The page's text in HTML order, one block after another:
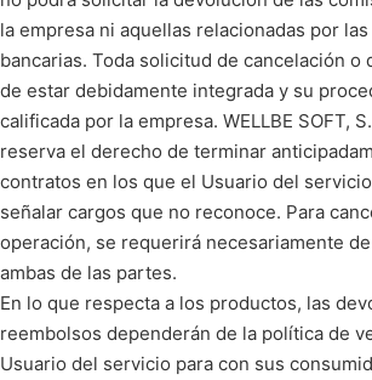
la empresa ni aquellas relacionadas por
bancarias. Toda solicitud de cancelación o
de estar debidamente integrada y su
calificada por la empresa. WELLBE SOFT,
reserva el derecho de terminar
contratos en los que el Usuario del
señalar cargos que no reconoce. Para
operación, se requerirá necesariamente
ambas de las partes.
En lo que respecta a los productos, las
reembolsos dependerán de la política de
Usuario del servicio para con sus